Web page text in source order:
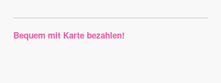
Bequem mit Karte bezahlen!